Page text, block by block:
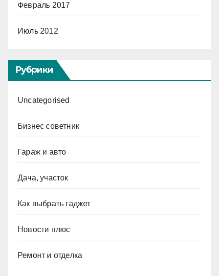
Февраль 2017
Июль 2012
Рубрики
Uncategorised
Бизнес советник
Гараж и авто
Дача, участок
Как выбрать гаджет
Новости плюс
Ремонт и отделка